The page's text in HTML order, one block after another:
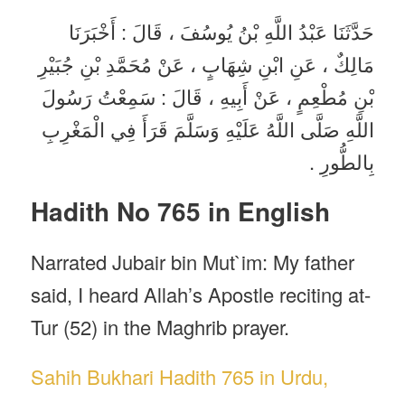
حَدَّثَنَا عَبْدُ اللَّهِ بْنُ يُوسُفَ ، قَالَ : أَخْبَرَنَا
مَالِكٌ ، عَنِ ابْنِ شِهَابٍ ، عَنْ مُحَمَّدِ بْنِ جُبَيْرِ
بْنِ مُطْعِمٍ ، عَنْ أَبِيهِ ، قَالَ : سَمِعْتُ رَسُولَ
اللَّهِ صَلَّى اللَّهُ عَلَيْهِ وَسَلَّمَ قَرَأَ فِي الْمَغْرِبِ
بِالطُّورِ .
Hadith No 765 in English
Narrated Jubair bin Mut`im: My father
said, I heard Allah’s Apostle reciting at-
Tur (52) in the Maghrib prayer.
Sahih Bukhari Hadith 765 in Urdu,